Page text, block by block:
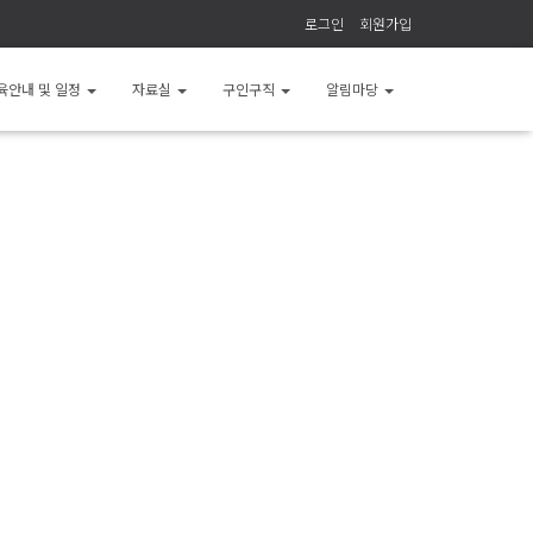
로그인 회원가입
안내 및 일정 자료실 구인구직 알림마당